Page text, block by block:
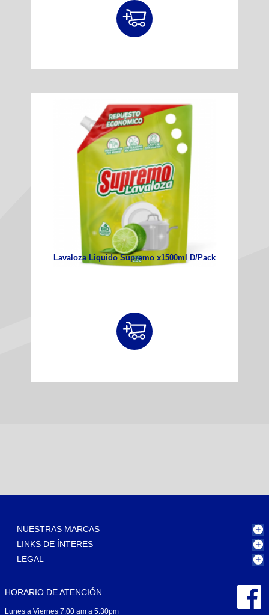
Lavaloza Liquido Supremo x1500ml D/Pack
NUESTRAS MARCAS
LINKS DE ÍNTERES
LEGAL
HORARIO DE ATENCIÓN
Lunes a Viernes 7:00 am a 5:30pm